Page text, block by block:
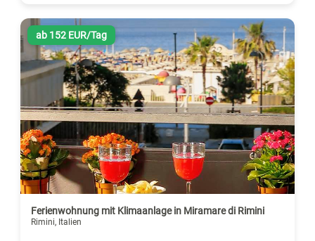
ab 152 EUR/Tag
Ferienwohnung mit Klimaanlage in Miramare di Rimini
Rimini, Italien